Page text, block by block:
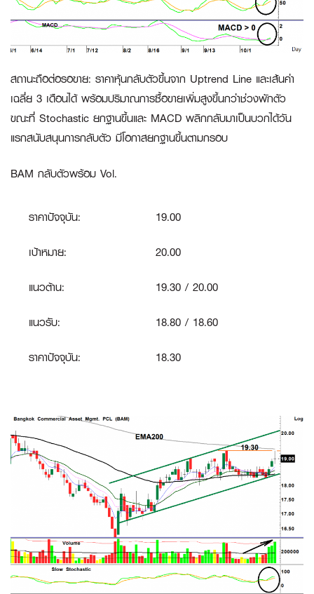
สถานะถือต่อรอขาย: ราคาหุ้นกลับตัวขึ้นจาก Uptrend Line และเส้นค่า
เฉลี่ย 3 เดือนได้ พร้อมปริมาณการซื้อขายเพิ่มสูงขึ้นกว่าช่วงพักตัว
ขณะที่ Stochastic ยกฐานขึ้นและ MACD พลิกกลับมาเป็นบวกได้วัน
แรกสนับสนุนการกลับตัว มีโอกาสยกฐานขึ้นตามกรอบ
BAM กลับตัวพร้อม Vol.
ราคาปัจจุบัน:
19.00
เป้าหมาย:
20.00
แนวต้าน:
19.30 / 20.00
แนวรับ:
18.80 / 18.60
ราคาปัจจุบัน:
18.30